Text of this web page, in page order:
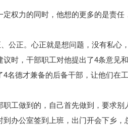
权力的同时，他想的更多的是责任
、公正。心正就是想问题，没有私
议时，干部职工对他提出了4条意见
4名德才兼备的后备干部，让他们在
职工做到的，自己首先做到，要求
到办公室签到上班，出门开会下乡